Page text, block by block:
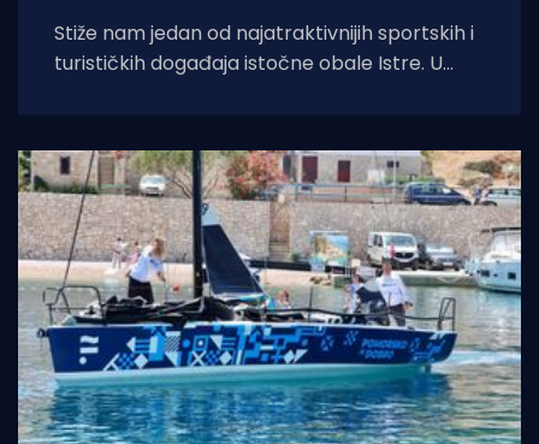
Stiže nam jedan od najatraktivnijih sportskih i
turističkih događaja istočne obale Istre. U